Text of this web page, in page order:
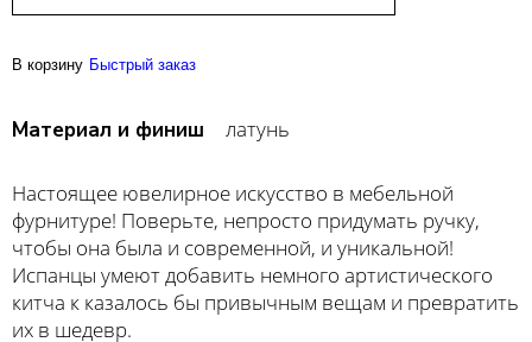
В корзину Быстрый заказ
Материал и финиш латунь
Настоящее ювелирное искусство в мебельной
фурнитуре! Поверьте, непросто придумать ручку,
чтобы она была и современной, и уникальной!
Испанцы умеют добавить немного артистического
китча к казалось бы привычным вещам и превратить
их в шедевр.